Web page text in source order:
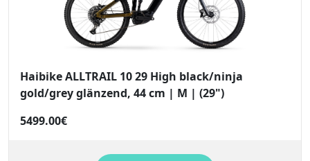
Haibike ALLTRAIL 10 29 High black/ninja
gold/grey glänzend, 44 cm | M | (29")
5499.00€